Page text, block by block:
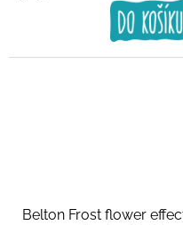
Belton Frost flower